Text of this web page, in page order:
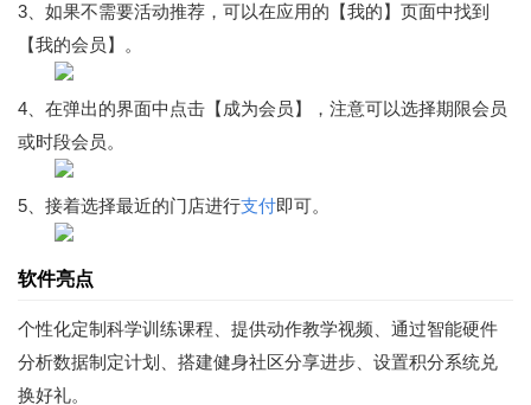
3、如果不需要活动推荐，可以在应用的【我的】页面中找到
【我的会员】。
4、在弹出的界面中点击【成为会员】，注意可以选择期限会员
或时段会员。
5、接着选择最近的门店进行支付即可。
软件亮点
个性化定制科学训练课程、提供动作教学视频、通过智能硬件
分析数据制定计划、搭建健身社区分享进步、设置积分系统兑
换好礼。